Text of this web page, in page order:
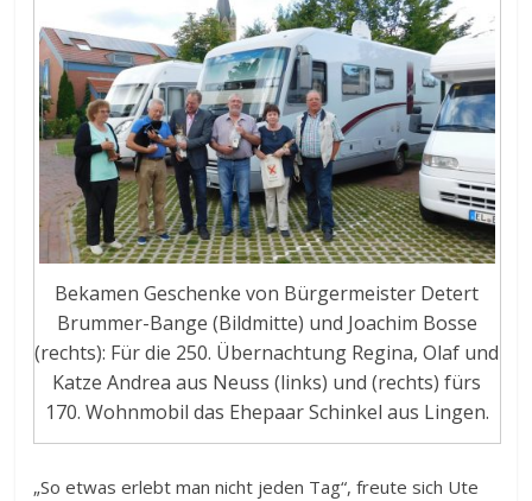
Bekamen Geschenke von Bürgermeister Detert
Brummer-Bange (Bildmitte) und Joachim Bosse
(rechts): Für die 250. Übernachtung Regina, Olaf und
Katze Andrea aus Neuss (links) und (rechts) fürs
170. Wohnmobil das Ehepaar Schinkel aus Lingen.
„So etwas erlebt man nicht jeden Tag“, freute sich Ute